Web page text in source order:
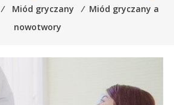
⁄ Miód gryczany ⁄ Miód gryczany a
nowotwory